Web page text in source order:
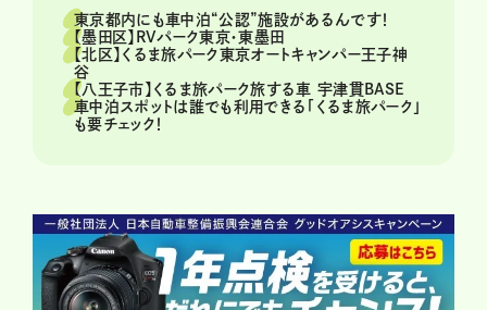
東京都内にも車中泊“公認”施設があるんです！
【墨田区】RVパーク東京・東墨田
【北区】くるま旅パーク東京オートキャンパー王子神
谷
【八王子市】くるま旅パーク旅する車 宇津貫BASE
車中泊スポットは誰でも利用できる「くるま旅パーク」
も要チェック！